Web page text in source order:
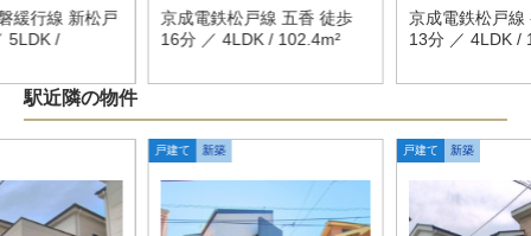
緩行線 新松戸
5LDK /
京成電鉄松戸線 五香 徒歩
16分 ／ 4LDK / 102.4m²
京成電鉄松戸線
13分 ／ 4LDK /
駅近隣の物件
戸建て 新築 戸建て 新築